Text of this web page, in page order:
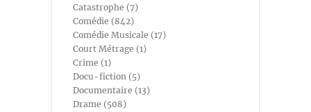
Catastrophe (7)
Comédie (842)
Comédie Musicale (17)
Court Métrage (1)
Crime (1)
Docu-fiction (5)
Documentaire (13)
Drame (508)